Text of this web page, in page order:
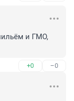
и ГМО,
+0 –0